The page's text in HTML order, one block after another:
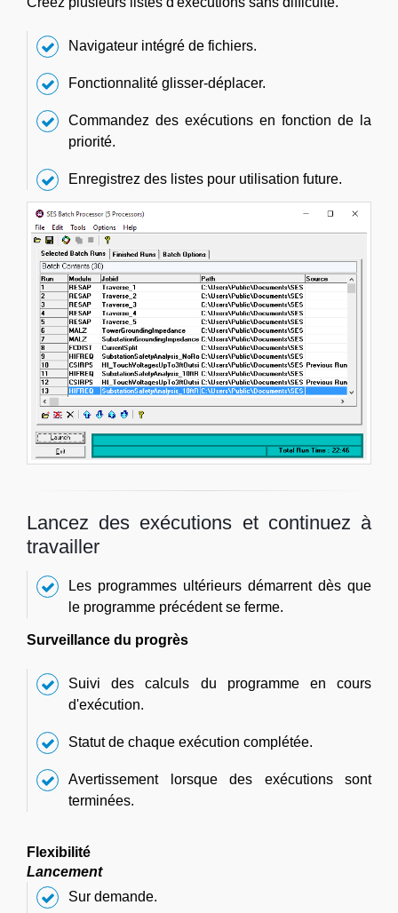
Navigateur intégré de fichiers.
Fonctionnalité glisser-déplacer.
Commandez des exécutions en fonction de la
priorité.
Enregistrez des listes pour utilisation future.
Lancez des exécutions et continuez à
travailler
Les programmes ultérieurs démarrent dès que
le programme précédent se ferme.
Surveillance du progrès
Suivi des calculs du programme en cours
d'exécution.
Statut de chaque exécution complétée.
Avertissement lorsque des exécutions sont
terminées.
Flexibilité
Lancement
Sur demande.